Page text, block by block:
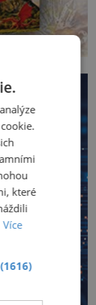
které
Více
(1616)